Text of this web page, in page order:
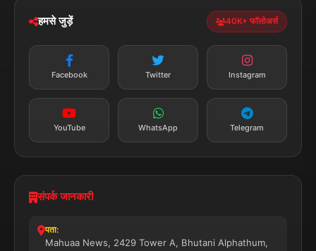
न्यूज़ अलर्ट
सब्सक्राइब करें
हमसे जुड़ें 40K+ फॉलोअर्स
Facebook Twitter Instagram
YouTube WhatsApp Telegram
संपर्क जानकारी
पता:
Mahuaa News, 2429 Tower A, Bhutani Alphathum,